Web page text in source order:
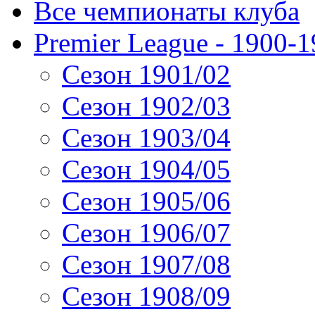
Все чемпионаты клуба
Premier League - 1900-
Сезон 1901/02
Сезон 1902/03
Сезон 1903/04
Сезон 1904/05
Сезон 1905/06
Сезон 1906/07
Сезон 1907/08
Сезон 1908/09